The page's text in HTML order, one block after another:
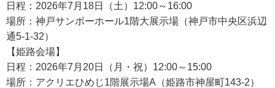
日程：2026年7月18日（土）12:00～16:00
場所：神戸サンボーホール1階大展示場（神戸市中央区浜辺
通5-1-32）
【姫路会場】
日程：2026年7月20日（月・祝）12:00～15:00
場所：アクリエひめじ1階展示場A（姫路市神屋町143-2）